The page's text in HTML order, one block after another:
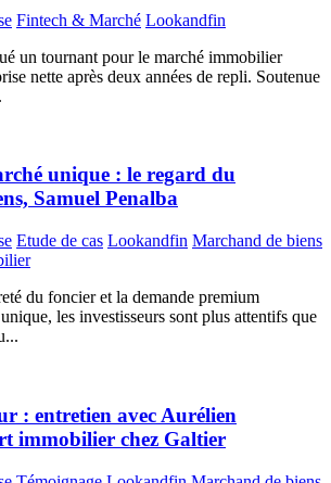
Fintech & Marché Lookandfin
un tournant pour le marché immobilier
nette après deux années de repli. Soutenue
unique : le regard du
Samuel Penalba
Etude de cas Lookandfin Marchand de biens
du foncier et la demande premium
les investisseurs sont plus attentifs que
: entretien avec Aurélien
immobilier chez Galtier